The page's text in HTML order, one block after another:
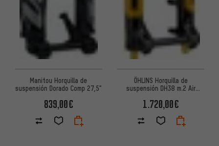
Manitou Horquilla de
suspensión Dorado Comp 27,5"
839,00€
ÖHLINS Horquilla de
suspensión DH38 m.2 Air
1.720,00€